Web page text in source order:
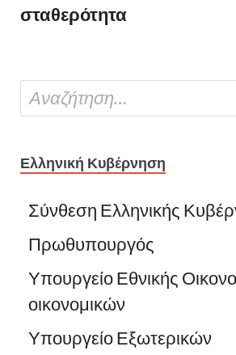
σταθερότητα
Ελληνική Κυβέρνηση
Σύνθεση Ελληνικής
Πρωθυπουργός
Υπουργείο Εθνικής
οικονομικών
Υπουργείο Εξωτερικών